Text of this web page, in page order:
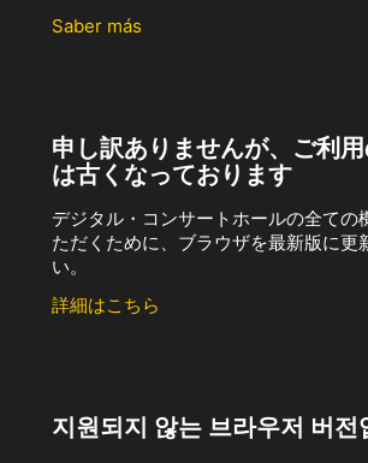
Saber más
申し訳ありませんが、ご利
は古くなっております
デジタル・コンサートホールの全ての
ただくために、ブラウザを最新版に更
い。
詳細はこちら
지원되지 않는 브라우저 버전